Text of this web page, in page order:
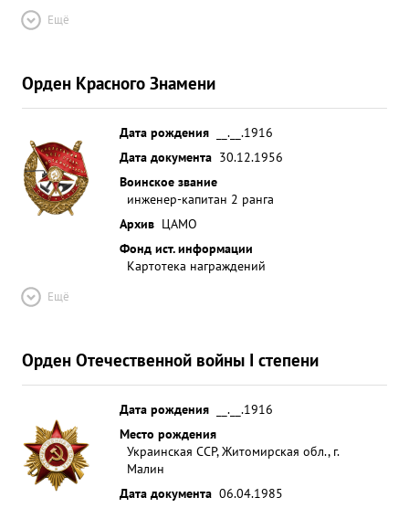
Ещё
Орден Красного Знамени
Дата рождения
__.__.1916
Дата документа 30.12.1956
Воинское звание
инженер-капитан 2 ранга
Архив ЦАМО
Фонд ист. информации
Картотека награждений
Ещё
Орден Отечественной войны I степени
Дата рождения
__.__.1916
Место рождения
Украинская ССР, Житомирская обл., г.
Малин
Дата документа 06.04.1985